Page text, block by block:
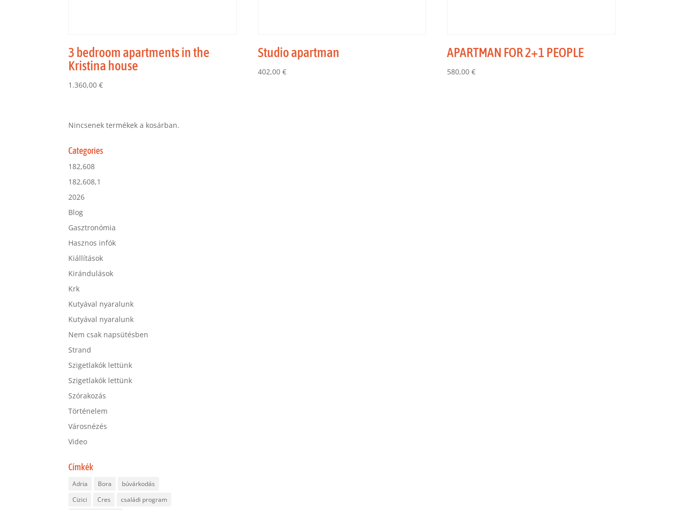
3 bedroom apartments in the
Kristina house
1.360,00€
Studio apartman
402,00 €
APARTMAN FOR 2+1 PEOPLE
580,00€
Nincsenek termékek a kosárban.
Categories
182,608
182,608,1
2026
Blog
Gasztronómia
Hasznos infók
Kiállítások
Kirándulások
Krk
Kutyával nyaralunk
Kutyával nyaralunk
Nem csak napsütésben
Strand
Szigetlakók lettünk
Szigetlakók lettünk
Szórakozás
Történelem
Városnézés
Video
Címkék
Adria Bora
búvárkodás
Cizici
Cres
családi program